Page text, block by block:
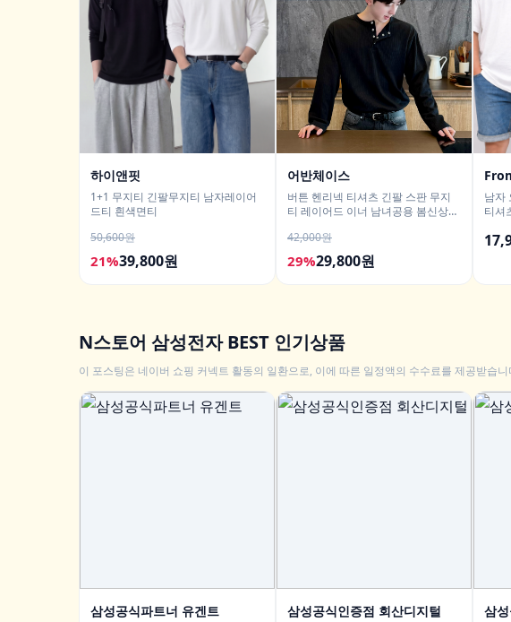
하이앤핏
1+1 무지티 긴팔무지티 남자레이어
드티 흰색면티
50,600원
21%39,800원
어반체이스
버튼 헨리넥 티셔츠 긴팔 스판 무지
티 레이어드 이너 남녀공용 봄신상
42,000원
29%29,800원
남자
티셔
N스토어 삼성전자 BEST 인기상품
이 포스팅은 네이버 쇼핑 커넥트 활동의 일환으로, 이에 따른 일정액의 수수료를 제공받습니
삼성공식파트너 유겐트 삼성공식인증점 회산디지털 삼